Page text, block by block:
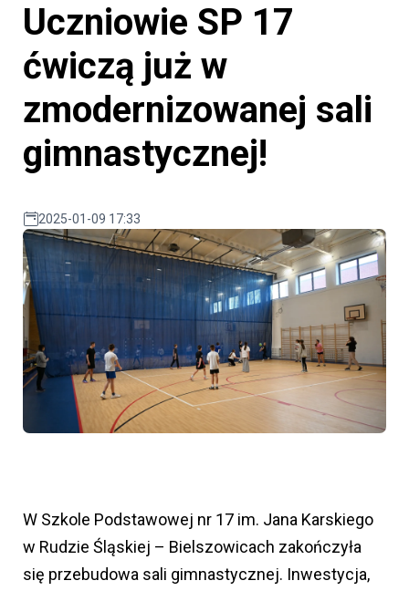
Uczniowie SP 17
ćwiczą już w
zmodernizowanej sali
gimnastycznej!
2025-01-09 17:33
W Szkole Podstawowej nr 17 im. Jana Karskiego
w Rudzie Śląskiej – Bielszowicach zakończyła
się przebudowa sali gimnastycznej. Inwestycja,